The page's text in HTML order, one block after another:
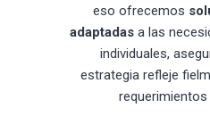
eso ofrecemos
adaptadasa las
individuales,
estrategia refleje